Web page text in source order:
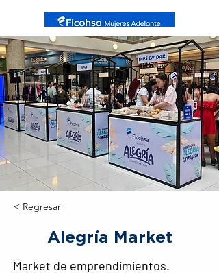
< Regresar
Alegría Market
Market de emprendimientos.